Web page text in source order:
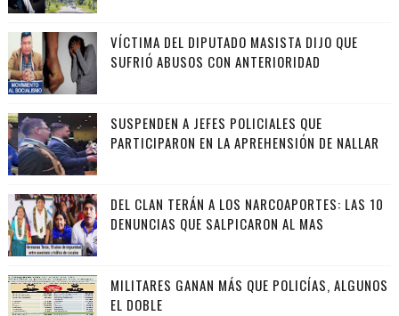
VÍCTIMA DEL DIPUTADO MASISTA DIJO QUE
SUFRIÓ ABUSOS CON ANTERIORIDAD
SUSPENDEN A JEFES POLICIALES QUE
PARTICIPARON EN LA APREHENSIÓN DE NALLAR
DEL CLAN TERÁN A LOS NARCOAPORTES: LAS 10
DENUNCIAS QUE SALPICARON AL MAS
MILITARES GANAN MÁS QUE POLICÍAS, ALGUNOS
EL DOBLE